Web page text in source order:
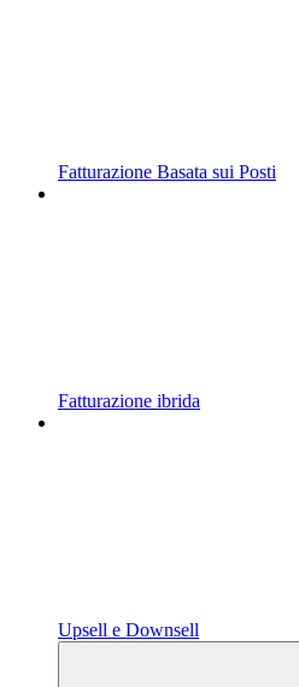
Fatturazione Basata sui Posti
Fatturazione ibrida
Upsell e Downsell